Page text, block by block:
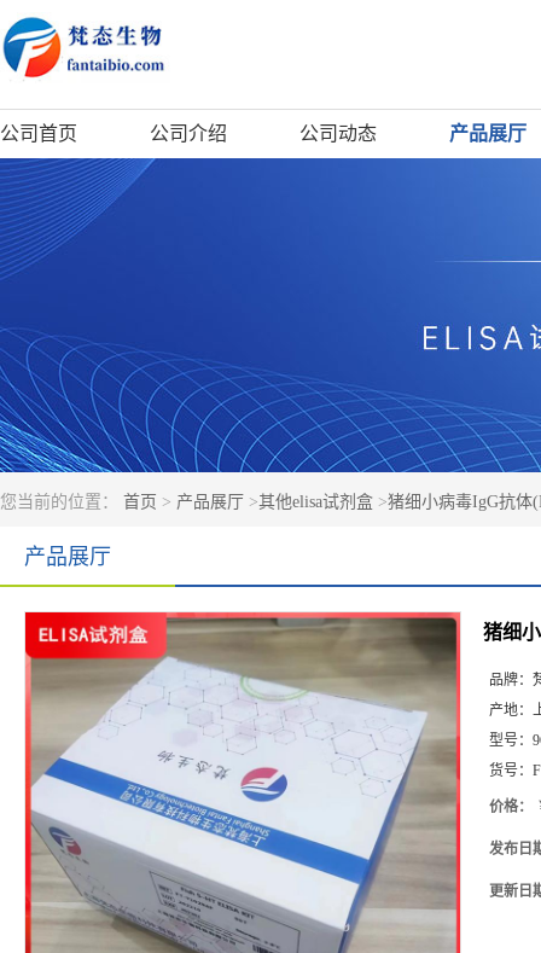
公司首页 公司介绍 公司动态 产品展厅
您当前的位置： 首页 > 产品展厅 >其他elisa试剂盒 >猪细小病毒IgG抗体
产品展厅
猪细
品牌：
产地：
型号：
货号：
价格：
发布日
更新日